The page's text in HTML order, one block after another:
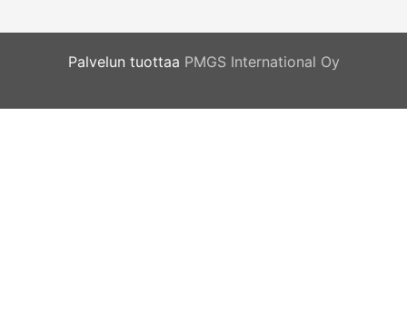
Palvelun tuottaa PMGS International Oy